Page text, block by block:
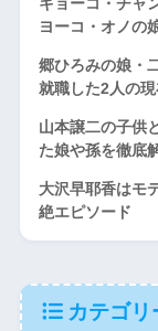
ヨーコ・オノの
郷ひろみの娘・
就職した2人の
山本譲二の子供
た娘や孫を徹底
大沢早耶香はモ
絶エピソード
カテゴリ